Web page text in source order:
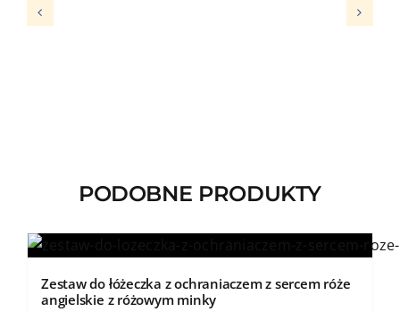
PODOBNE PRODUKTY
Zestaw do łóżeczka z ochraniaczem z sercem róże
angielskie z różowym minky